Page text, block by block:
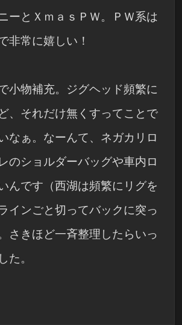
ーとＸｍａｓＰＷ。ＰＷ系は
非常に嬉しい！
小物補充。ジグヘッド頻繁に
、それだけ無くすってことで
なぁ。なーんて、ネガカリロ
のショルダーバッグや車内ロ
んです（西湖は頻繁にリグを
インごと切ってバックに突っ
さきほど一斉整理したらいっ
た。